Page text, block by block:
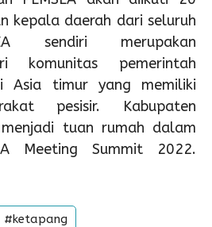
kepala daerah dari seluruh
sendiri merupakan
komunitas pemerintah
Asia timur yang memiliki
pesisir. Kabupaten
menjadi tuan rumah dalam
Meeting Summit 2022.
#ketapang